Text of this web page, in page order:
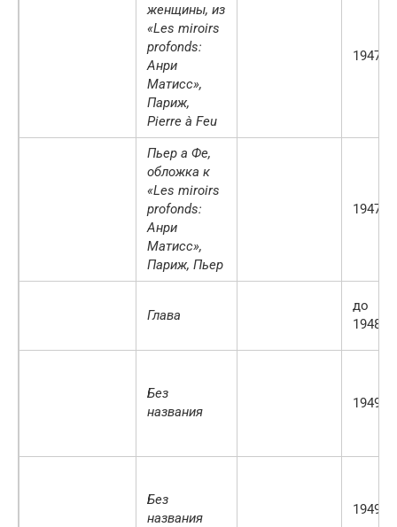
женщины, из
«Les miroirs
profonds:
Анри
Матисс»,
Париж,
Pierre à Feu
1947 г.
Пьер а Фе,
обложка к
«Les miroirs
profonds:
Анри
Матисс»,
Париж, Пьер
1947 г.
Глава
до
1948 г.
Без
названия
1949 г.
Без
названия
1949 г.